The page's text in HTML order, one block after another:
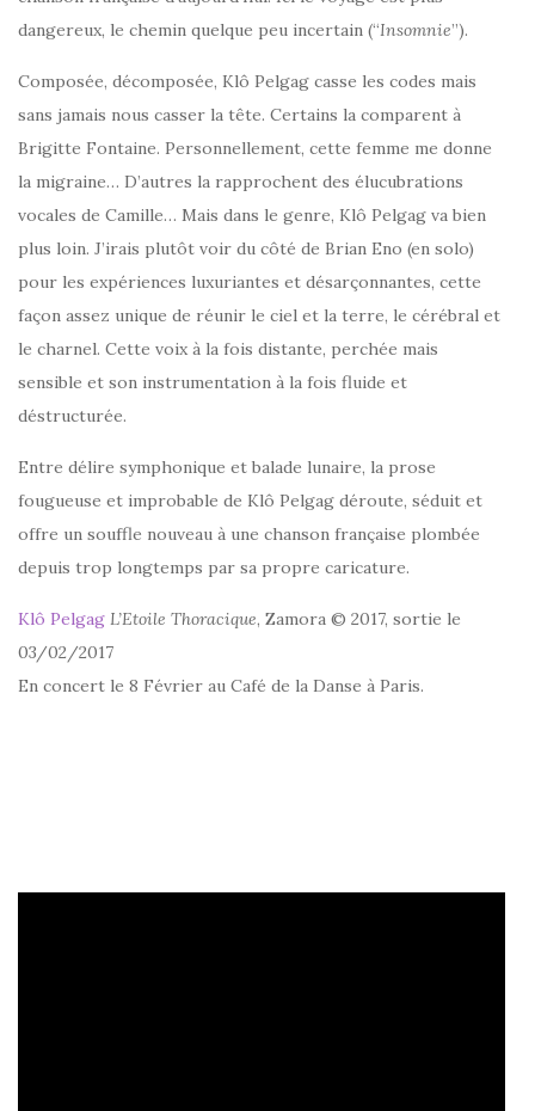
dangereux, le chemin quelque peu incertain (“Insomnie”).
Composée, décomposée, Klô Pelgag casse les codes mais
sans jamais nous casser la tête. Certains la comparent à
Brigitte Fontaine. Personnellement, cette femme me donne
la migraine… D’autres la rapprochent des élucubrations
vocales de Camille… Mais dans le genre, Klô Pelgag va bien
plus loin. J’irais plutôt voir du côté de Brian Eno (en solo)
pour les expériences luxuriantes et désarçonnantes, cette
façon assez unique de réunir le ciel et la terre, le cérébral et
le charnel. Cette voix à la fois distante, perchée mais
sensible et son instrumentation à la fois fluide et
déstructurée.
Entre délire symphonique et balade lunaire, la prose
fougueuse et improbable de Klô Pelgag déroute, séduit et
offre un souffle nouveau à une chanson française plombée
depuis trop longtemps par sa propre caricature.
Klô Pelgag L’Etoile Thoracique, Zamora © 2017, sortie le
03/02/2017
En concert le 8 Février au Café de la Danse à Paris.